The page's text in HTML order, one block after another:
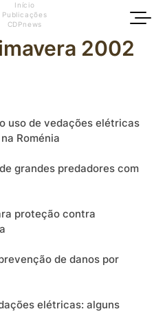
Início
Publicações
CDPnews
2002
uso de vedações elétricas
Roménia
grandes predadores com
proteção contra
de danos por
elétricas: alguns